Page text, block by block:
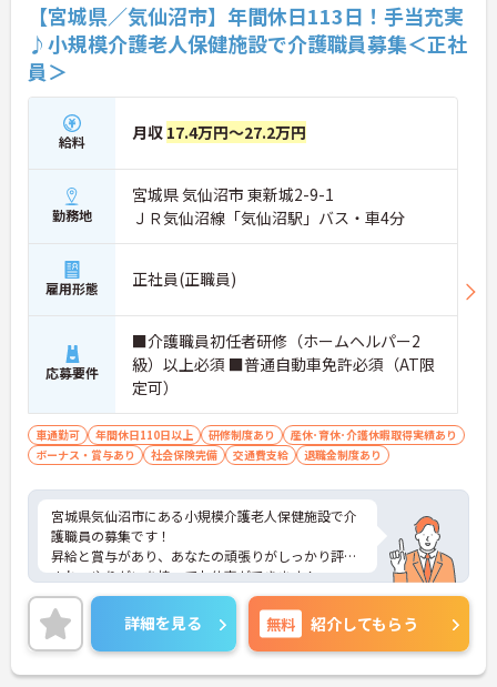
【宮城県／気仙沼市】年間休日113日！手当充実
♪小規模介護老人保健施設で介護職員募集＜正社
員＞
給料 月収 17.4万円～27.2万円
勤務地
宮城県 気仙沼市 東新城2-9-1
ＪＲ気仙沼線「気仙沼駅」バス・車4分
雇用形態 正社員(正職員)
応募要件
■介護職員初任者研修（ホームヘルパー2
級）以上必須 ■普通自動車免許必須（AT限
定可）
車通勤可 年間休日110日以上 研修制度あり
産休･育休･介護休暇取得実績あり
ボーナス・賞与あり
社会保険完備 交通費支給 退職金制度あり
宮城県気仙沼市にある小規模介護老人保健施設で介
護職員の募集です！
昇給と賞与があり、あなたの頑張りがしっかり評価
され、やりがいを持ってお仕事ができます！
また、社会保険完備で退職金制度や介護・育児休業
の取得実績もあり、安心して長期で働きやすい環境
が整っています◎
ご興味ある方は面接ポイントをお伝えしますので、
お気軽にご連絡ください。
詳細を見る 無料 紹介してもらう